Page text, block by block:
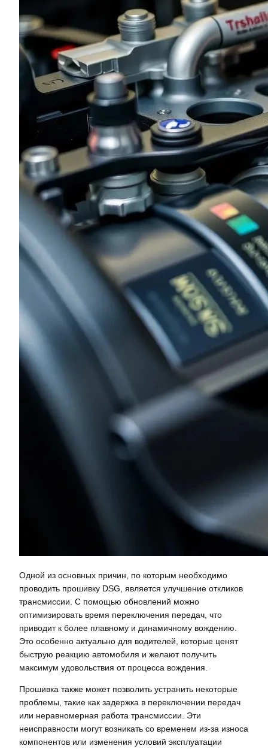
Одной из основных причин, по которым необходимо
проводить прошивку DSG, является улучшение откликов
трансмиссии. С помощью обновлений можно
оптимизировать время переключения передач, что
приводит к более плавному и динамичному вождению.
Это особенно актуально для водителей, которые ценят
быструю реакцию автомобиля и желают получить
максимум удовольствия от процесса вождения.
Прошивка также может позволить устранить некоторые
проблемы, такие как задержка в переключении передач
или неравномерная работа трансмиссии. Эти
неисправности могут возникать со временем из-за износа
компонентов или изменения условий эксплуатации